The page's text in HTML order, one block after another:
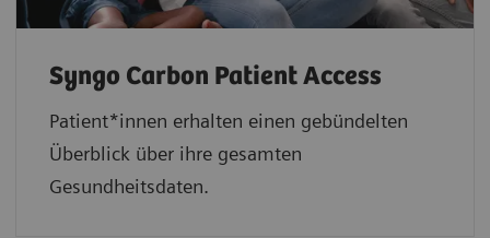
Syngo Carbon Patient Access
Patient*innen erhalten einen gebündelten
Überblick über ihre gesamten
Gesundheitsdaten.